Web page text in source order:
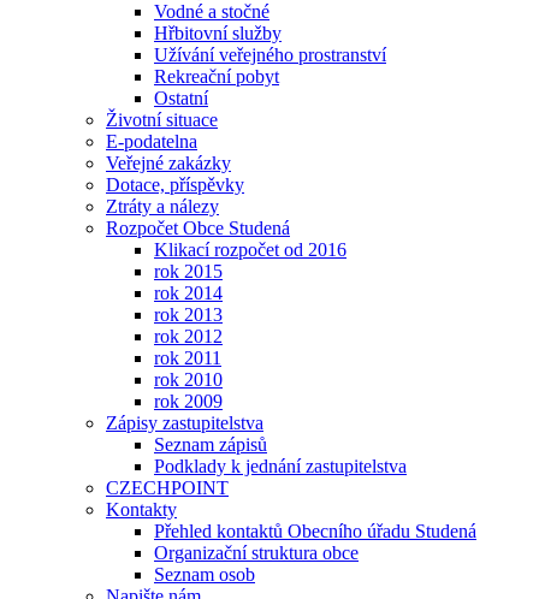
Vodné a stočné
Hřbitovní služby
Užívání veřejného prostranství
Rekreační pobyt
Ostatní
Životní situace
E-podatelna
Veřejné zakázky
Dotace, příspěvky
Ztráty a nálezy
Rozpočet Obce Studená
Klikací rozpočet od 2016
rok 2015
rok 2014
rok 2013
rok 2012
rok 2011
rok 2010
rok 2009
Zápisy zastupitelstva
Seznam zápisů
Podklady k jednání zastupitelstva
CZECHPOINT
Kontakty
Přehled kontaktů Obecního úřadu Studená
Organizační struktura obce
Seznam osob